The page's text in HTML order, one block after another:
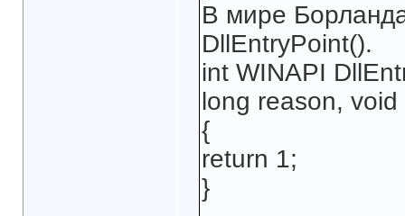
В мире
DllEntryPoint().
int WINAPI
long reason,
{
return 1;
}